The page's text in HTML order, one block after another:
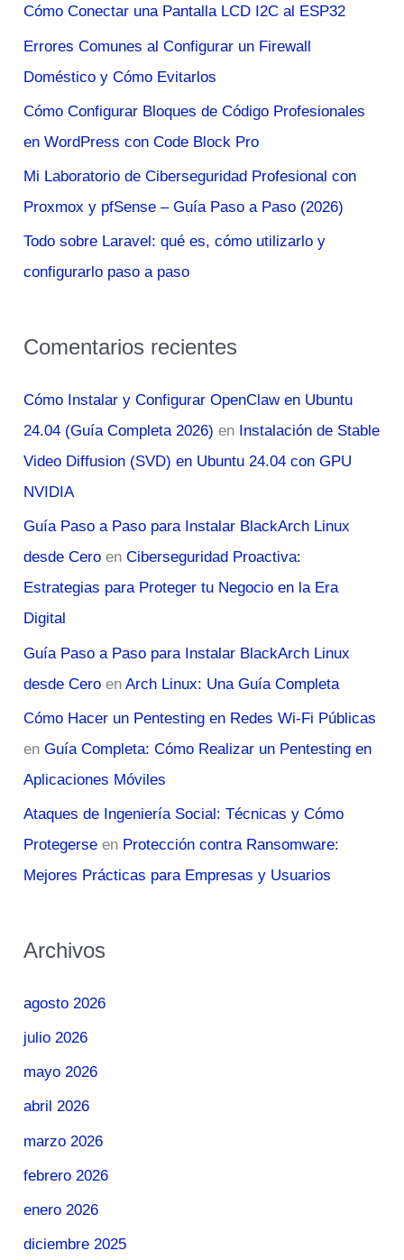
p
o
r
:
Cómo Conectar una Pantalla LCD I2C al ESP32
Errores Comunes al Configurar un Firewall
Doméstico y Cómo Evitarlos
Cómo Configurar Bloques de Código Profesionales
en WordPress con Code Block Pro
Mi Laboratorio de Ciberseguridad Profesional con
Proxmox y pfSense – Guía Paso a Paso (2026)
Todo sobre Laravel: qué es, cómo utilizarlo y
configurarlo paso a paso
Comentarios recientes
Cómo Instalar y Configurar OpenClaw en Ubuntu
24.04 (Guía Completa 2026) en Instalación de Stable
Video Diffusion (SVD) en Ubuntu 24.04 con GPU
NVIDIA
Guía Paso a Paso para Instalar BlackArch Linux
desde Cero enCiberseguridad Proactiva:
Estrategias para Proteger tu Negocio en la Era
Digital
Guía Paso a Paso para Instalar BlackArch Linux
desde Cero enArch Linux: Una Guía Completa
Cómo Hacer un Pentesting en Redes Wi-Fi Públicas
enGuía Completa: Cómo Realizar un Pentesting en
Aplicaciones Móviles
Ataques de Ingeniería Social: Técnicas y Cómo
Protegerse en Protección contra Ransomware:
Mejores Prácticas para Empresas y Usuarios
Archivos
agosto 2026
julio 2026
mayo 2026
abril 2026
marzo 2026
febrero 2026
enero 2026
diciembre 2025